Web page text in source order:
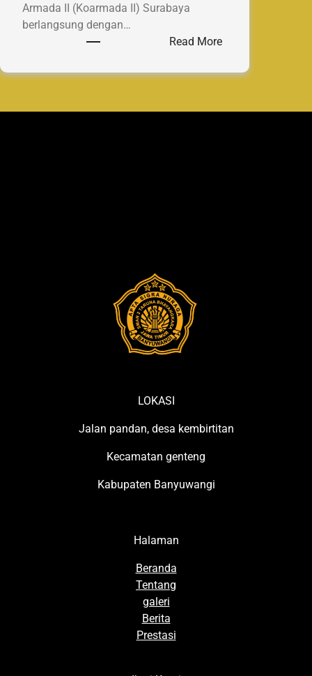
Armada II (Koarmada II) Surabaya
berlangsung dengan…
Read More:
Akhir
LOKASI
Jalan pandan, desa kembirtitan
Kecamatan genteng
Kabupaten Banyuwangi
Halaman
Beranda
Tentang
galeri
Berita
Prestasi